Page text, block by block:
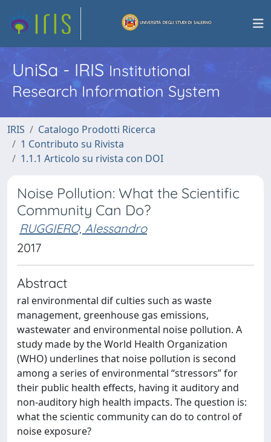
UniSa - IRISInstitutional
Research Information System
IRIS
Catalogo Prodotti Ricerca
1 Contributo su Rivista
1.1.1 Articolo su rivista con DOI
Noise Pollution: What the Scientific
Community Can Do?
RUGGIERO, Alessandro
2017
Abstract
ral environmental dif culties such as waste
management, greenhouse gas emissions,
wastewater and environmental noise pollution. A
study made by the World Health Organization
(WHO) underlines that noise pollution is second
among a series of environmental “stressors” for
their public health effects, having it auditory and
non-auditory high health impacts. The question is:
what the scientic community can do to control of
noise exposure?